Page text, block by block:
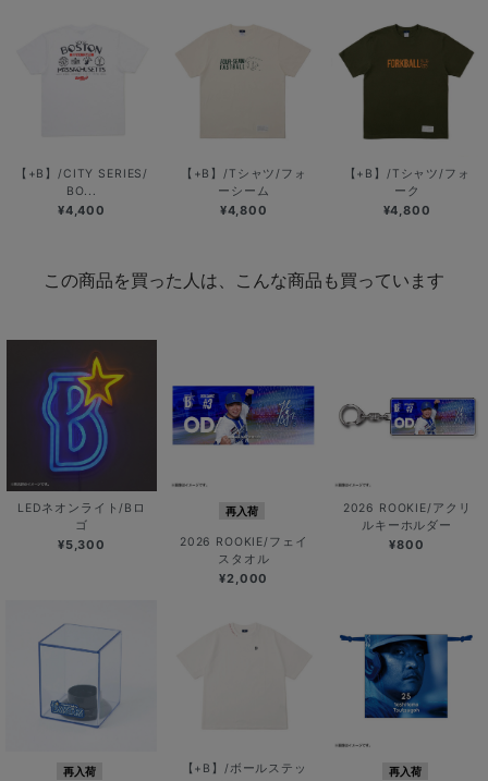
【+B】/CITY SERIES/
BO...
¥4,400
【+B】/Tシャツ/フォ
ーシーム
¥4,800
【+B】/Tシャツ/フォ
ーク
¥4,800
この商品を買った人は、こんな商品も買っています
LEDネオンライト/Bロ
ゴ
¥5,300
再入荷
2026 ROOKIE/フェイ
スタオル
¥2,000
2026 ROOKIE/アクリ
ルキーホルダー
¥800
再入荷
【+B】/ボールステッ
再入荷